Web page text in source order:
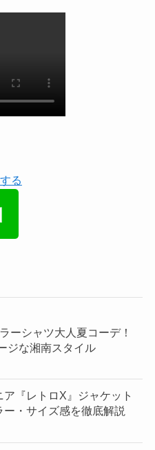
る
ーシャツ大人夏コーデ！
ジな湘南スタイル
ア『レトロX』ジャケット
・サイズ感を徹底解説